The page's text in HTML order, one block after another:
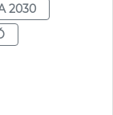
2030